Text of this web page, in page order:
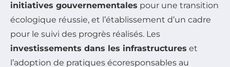
initiatives gouvernementales pour une transition
écologique réussie, et l’établissement d’un cadre
pour le suivi des progrès réalisés. Les
investissements dans les infrastructures et
l’adoption de pratiques écoresponsables au